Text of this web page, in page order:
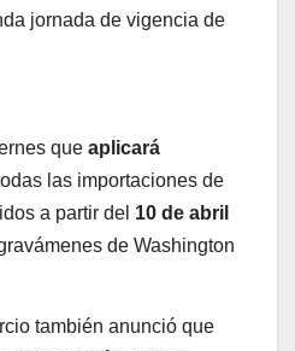
jornada de vigencia de
que aplicará
las importaciones de
a partir del 10 de abril
de Washington
también anunció que